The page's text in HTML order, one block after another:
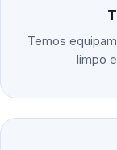
Temos
limpo